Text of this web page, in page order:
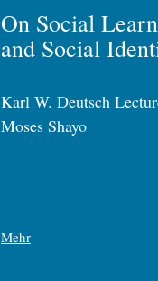
On Social
and Social
Karl W. Deutsch
Moses Shayo
Mehr